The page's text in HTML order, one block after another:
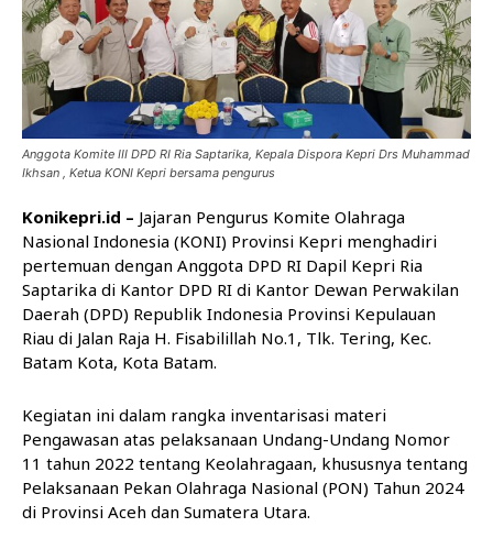
Anggota Komite III DPD RI Ria Saptarika, Kepala Dispora Kepri Drs Muhammad
Ikhsan , Ketua KONI Kepri bersama pengurus
Konikepri.id – Jajaran Pengurus Komite Olahraga
Nasional Indonesia (KONI) Provinsi Kepri menghadiri
pertemuan dengan Anggota DPD RI Dapil Kepri Ria
Saptarika di Kantor DPD RI di Kantor Dewan Perwakilan
Daerah (DPD) Republik Indonesia Provinsi Kepulauan
Riau di Jalan Raja H. Fisabilillah No.1, Tlk. Tering, Kec.
Batam Kota, Kota Batam.
Kegiatan ini dalam rangka inventarisasi materi
Pengawasan atas pelaksanaan Undang-Undang Nomor
11 tahun 2022 tentang Keolahragaan, khususnya tentang
Pelaksanaan Pekan Olahraga Nasional (PON) Tahun 2024
di Provinsi Aceh dan Sumatera Utara.